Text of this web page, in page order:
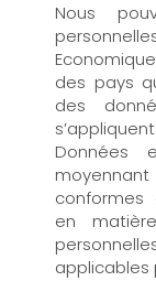
Nous
des pays
des
Données
conformes
en
applicables